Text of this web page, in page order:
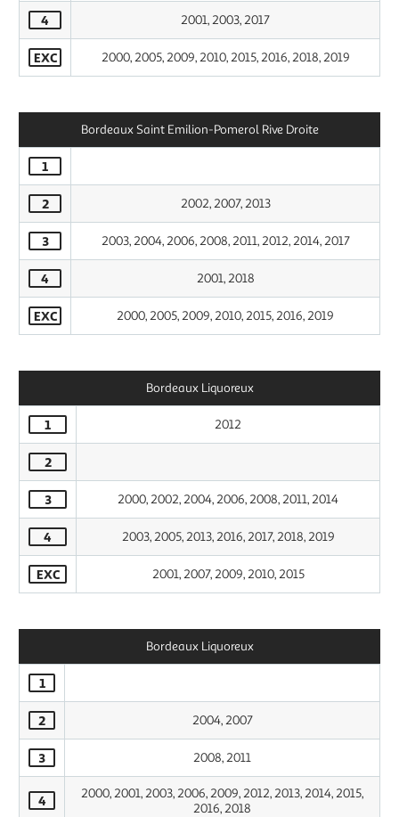
4 2001, 2003, 2017
EXC 2000, 2005, 2009, 2010, 2015, 2016, 2018, 2019
Bordeaux Saint Emilion-Pomerol Rive Droite
1
2 2002, 2007, 2013
3 2003, 2004, 2006, 2008, 2011, 2012, 2014, 2017
4 2001, 2018
EXC 2000, 2005, 2009, 2010, 2015, 2016, 2019
Bordeaux Liquoreux
1 2012
2
3 2000, 2002, 2004, 2006, 2008, 2011, 2014
4 2003, 2005, 2013, 2016, 2017, 2018, 2019
EXC 2001, 2007, 2009, 2010, 2015
Bordeaux Liquoreux
1
2 2004, 2007
3 2008, 2011
4
2000, 2001, 2003, 2006, 2009, 2012, 2013, 2014, 2015,
2016, 2018